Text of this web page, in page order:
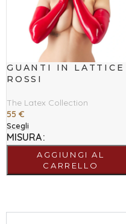
GUANTI IN LATTICE
ROSSI
The Latex Collection
55 €
Scegli
MISURA
AGGIUNGI AL
CARRELLO